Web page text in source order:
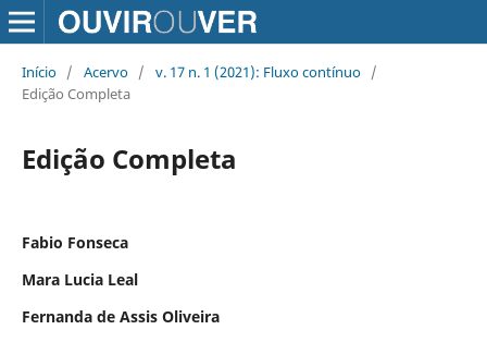
Início / Acervo / v. 17 n. 1 (2021): Fluxo contínuo /
Edição Completa
Edição Completa
Fabio Fonseca
Mara Lucia Leal
Fernanda de Assis Oliveira